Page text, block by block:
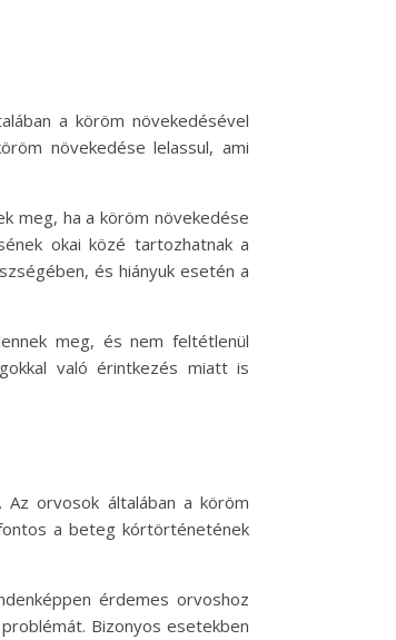
a köröm növekedésével
növekedése lelassul, ami
meg, ha a köröm növekedése
okai közé tartozhatnak a
és hiányuk esetén a
meg, és nem feltétlenül
való érintkezés miatt is
orvosok általában a köröm
a beteg kórtörténetének
érdemes orvoshoz
Bizonyos esetekben